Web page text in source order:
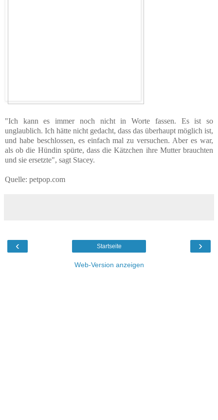
"Ich kann es immer noch nicht in Worte fassen. Es ist so
unglaublich. Ich hätte nicht gedacht, dass das überhaupt möglich ist,
und habe beschlossen, es einfach mal zu versuchen. Aber es war,
als ob die Hündin spürte, dass die Kätzchen ihre Mutter brauchten
und sie ersetzte", sagt Stacey.
Quelle: petpop.com
‹ ›
Startseite
Web-Version anzeigen